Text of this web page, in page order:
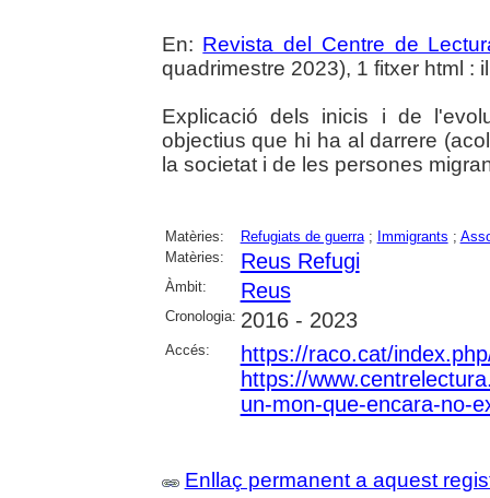
En: Revista del Centre de
quadrimestre 2023), 1 fitxer html :
Explicació dels inicis i de
objectius que hi ha al darrere
la societat i de les persones
Matèries: Refugiats de guerra; Immigrants ;
Matèries:
Reus Refugi
Àmbit: Reus
Cronologia: 2016 - 2023
Accés:
https://raco.cat/
https://
un-mon-que-encara-no-
Enllaç permanent a aquest